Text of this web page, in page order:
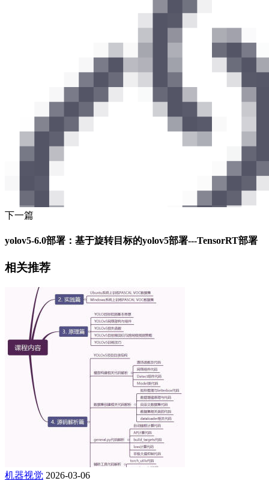
下一篇
yolov5-6.0部署：基于旋转目标的yolov5部署---TensorRT部署
相关推荐
机器视觉 2026-03-06